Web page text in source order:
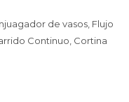
de vasos, Flujo
Continuo, Cortina